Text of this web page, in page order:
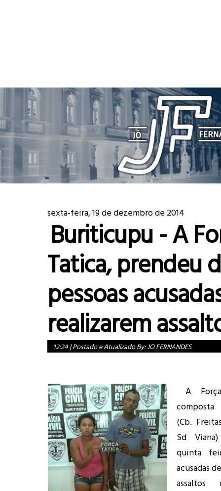
sexta-feira, 19 de dezembro de 2014
Buriticupu - A
Tatica, prendeu
pessoas
realizarem
12:24|Postado e Atualizado By:JO FERNANDES
A
(Cb.
Sd
quinta
acusadas